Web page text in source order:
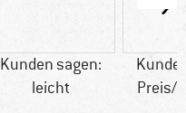
Kunden sagen:
leicht
Preis/